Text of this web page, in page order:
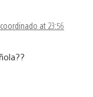
at 23:56